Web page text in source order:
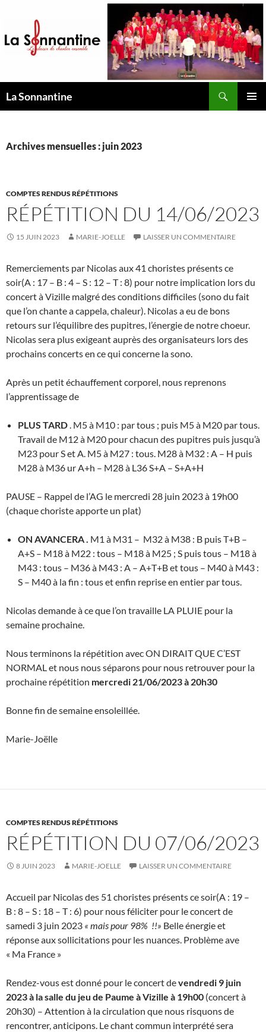
contenu
La Sonnantine
Archives mensuelles : juin 2023
COMPTES RENDUS RÉPÉTITIONS
RÉPÉTITION DU 14/06/2023
15 JUIN 2023 MARIE-JOELLE LAISSER UN COMMENTAIRE
Remerciements par Nicolas aux 41 choristes présents ce
soir(A : 17 – B : 4 – S : 12 – T : 8) pour notre implication lors du
concert à Vizille malgré des conditions difficiles (sono du fait
que l’on chante a cappela, chaleur). Nicolas a eu de bons
retours sur l’équilibre des pupitres, l’énergie de notre choeur.
Nicolas sera plus exigeant auprès des organisateurs lors des
prochains concerts en ce qui concerne la sono.
Après un petit échauffement corporel, nous reprenons
l’apprentissage de
PLUS TARD. M5 à M10 : par tous ; puis M5 à M20 par tous.
Travail de M12 à M20 pour chacun des pupitres puis jusqu’à
M23 pour S et A. M5 à M27 : tous. M28 à M32 : A – H puis
M28 à M36 ur A+h – M28 à L36 S+A – S+A+H
PAUSE – Rappel de l’AG le mercredi 28 juin 2023 à 19h00
(chaque choriste apporte un plat)
ON AVANCERA . M1 à M31 – M32 à M38 : B puis T+B –
A+S – M18 à M22 : tous – M18 à M25 ; S puis tous – M18 à
M43 : tous – M36 à M43 : A – A+T+B et tous – M40 à M43 :
S – M40 à la fin : tous et enfin reprise en entier par tous.
Nicolas demande à ce que l’on travaille LA PLUIE pour la
semaine prochaine.
Nous terminons la répétition avec ON DIRAIT QUE C’EST
NORMAL et nous nous séparons pour nous retrouver pour la
prochaine répétition mercredi 21/06/2023 à 20h30
Bonne fin de semaine ensoleillée.
Marie-Joëlle
COMPTES RENDUS RÉPÉTITIONS
RÉPÉTITION DU 07/06/2023
8 JUIN 2023 MARIE-JOELLE LAISSER UN COMMENTAIRE
Accueil par Nicolas des 51 choristes présents ce soir(A : 19 –
B : 8 – S : 18 – T : 6) pour nous féliciter pour le concert de
samedi 3 juin 2023 « mais pour 98% !!» Belle énergie et
réponse aux sollicitations pour les nuances. Problème ave
« Ma France »
Rendez-vous est donné pour le concert devendredi 9 juin
2023 à la salle du jeu de Paume à Vizille à 19h00 (concert à
20h30) – Attention à la circulation que nous risquons de
rencontrer, anticipons. Le chant commun interprété sera